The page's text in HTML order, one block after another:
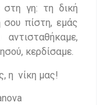
γη: τη δική
σου πίστη, εμάς
κερδίσαμε.
η νίκη μας!